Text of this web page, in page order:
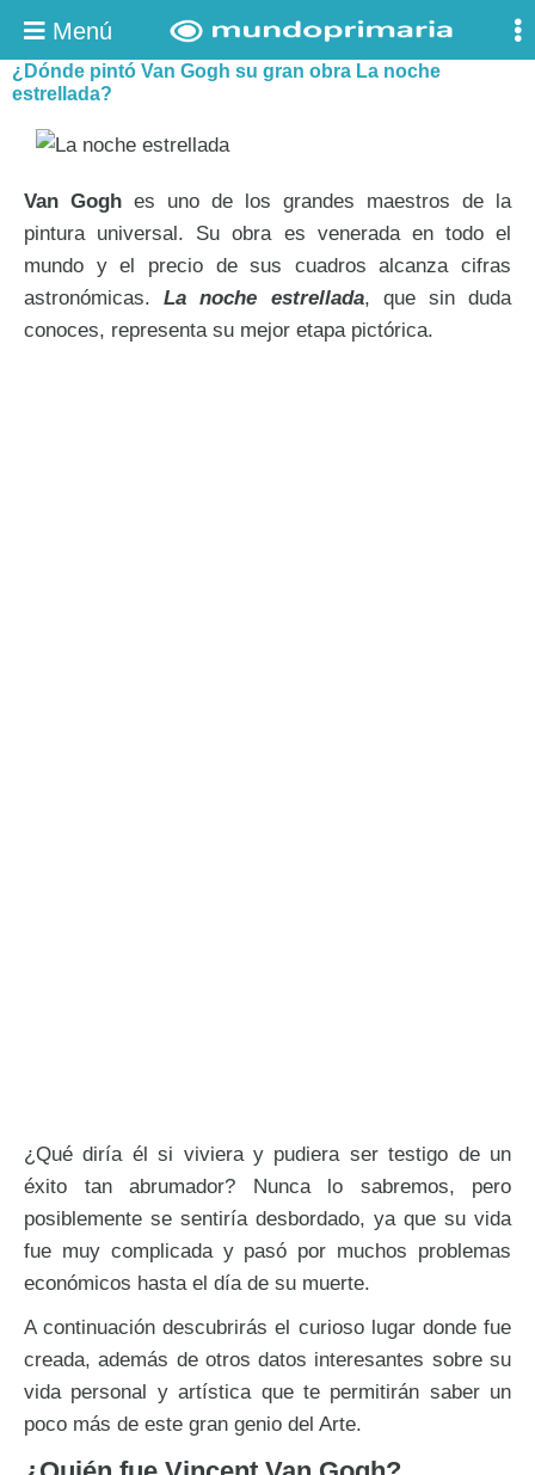
Menú
¿Dónde pintó Van Gogh su gran obra La noche
estrellada?
Van Gogh es uno de los grandes maestros de la
pintura universal. Su obra es venerada en todo el
mundo y el precio de sus cuadros alcanza cifras
astronómicas.La noche estrellada, que sin duda
conoces, representa su mejor etapa pictórica.
¿Qué diría él si viviera y pudiera ser testigo de un
éxito tan abrumador? Nunca lo sabremos, pero
posiblemente se sentiría desbordado, ya que su vida
fue muy complicada y pasó por muchos problemas
económicos hasta el día de su muerte.
A continuación descubrirás el curioso lugar donde fue
creada, además de otros datos interesantes sobre su
vida personal y artística que te permitirán saber un
poco más de este gran genio del Arte.